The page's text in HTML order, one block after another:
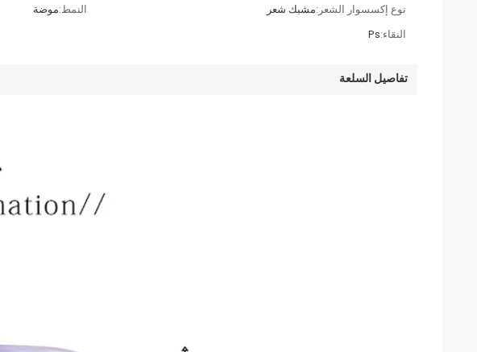
نوع إكسسوار الشعر:مشبك شعر النمط:موضة
النقاء:Ps
تفاصيل السلعة